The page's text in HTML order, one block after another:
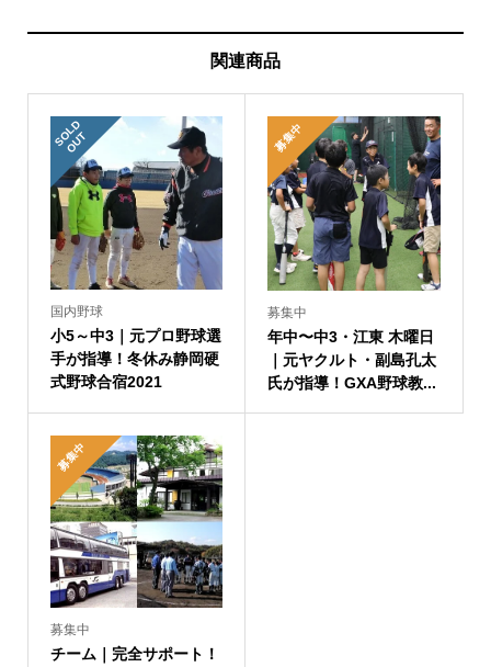
関連商品
S
O
L
D
O
U
T
国内野球
小5～中3｜元プロ野球選
手が指導！冬休み静岡硬
式野球合宿2021
募集中
募集中
年中〜中3・江東 木曜日
｜元ヤクルト・副島孔太
氏が指導！GXA野球教...
募集中
募集中
チーム｜完全サポート！